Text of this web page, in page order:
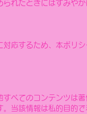
れたときにはすみや
応するため、本ポリ
べてのコンテンツは
当該情報は私的目的